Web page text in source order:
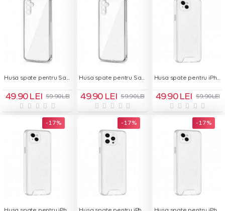
49.90 LEI 59.90 LEI 49.90 LEI 59.90 LEI 49.90 LEI 59.90 LEI
-17 % -17 % -17 %